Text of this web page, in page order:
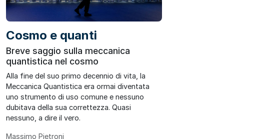
Cosmo e quanti
Breve saggio sulla meccanica
quantistica nel cosmo
Alla fine del suo primo decennio di vita, la
Meccanica Quantistica era ormai diventata
uno strumento di uso comune e nessuno
dubitava della sua correttezza. Quasi
nessuno, a dire il vero.
Massimo Pietroni